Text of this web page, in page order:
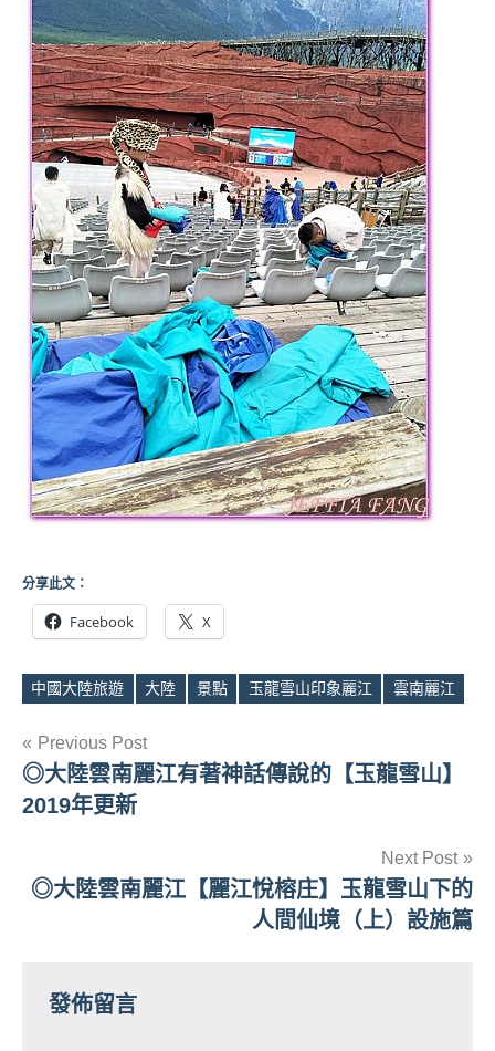
分享此文：
Facebook X
Tags
中國大陸旅遊 大陸 景點 玉龍雪山印象麗江 雲南麗江
文
章
覽
Previous Post
◎大陸雲南麗江有著神話傳說的【玉龍雪山】
2019年更新
Next Post
◎大陸雲南麗江【麗江悅榕庄】玉龍雪山下的
人間仙境（上）設施篇
發佈留言